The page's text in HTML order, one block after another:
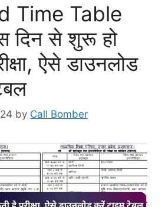
Time Table
दिन से शुरू हो
ऐसे डाउनलोड
by Call Bomber